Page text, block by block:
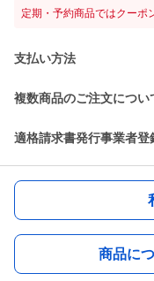
定期・予約商品ではクーポ
支払い方法
複数商品のご注文につい
適格請求書発行事業者登
商品に